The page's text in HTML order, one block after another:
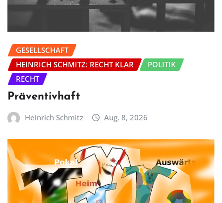
GESELLSCHAFT
HEINRICH SCHMITZ: RECHT KLAR
POLITIK
RECHT
Präventivhaft
Heinrich Schmitz Aug. 8, 2026